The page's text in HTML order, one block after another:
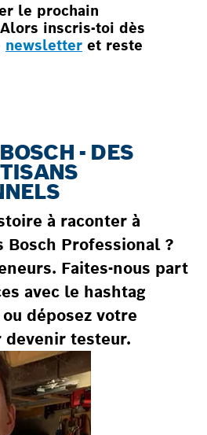
le prochain
inscris-toi dès
newsletter et reste
- DES
à raconter à
Bosch Professional ?
Faites-nous part
avec le hashtag
déposez votre
devenir testeur.